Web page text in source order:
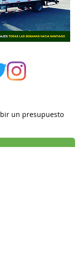
un presupuesto